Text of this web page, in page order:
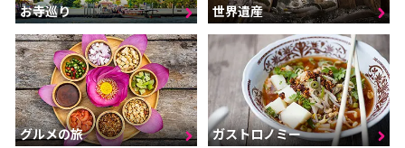
お寺巡り 世界遺産
グルメの旅 ガストロノミー